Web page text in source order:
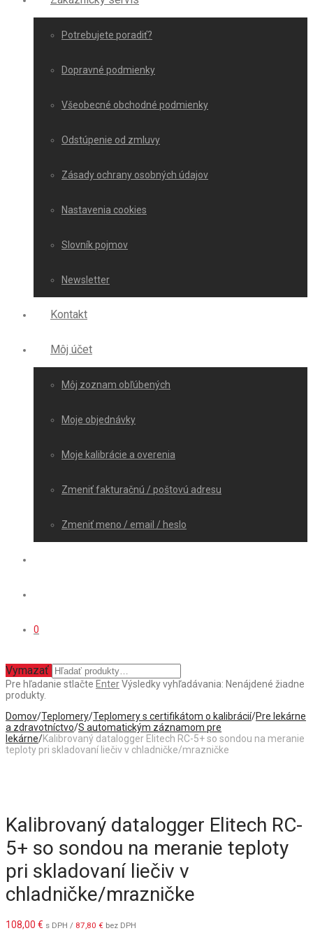
Potrebujete poradiť?
Dopravné podmienky
Všeobecné obchodné podmienky
Odstúpenie od zmluvy
Zásady ochrany osobných údajov
Nastavenia cookies
Slovník pojmov
Newsletter
Kontakt
Môj účet
Môj zoznam obľúbených
Moje objednávky
Moje kalibrácie a overenia
Zmeniť fakturačnú / poštovú adresu
Zmeniť meno / email / heslo
0
Vymazať
Pre hľadanie stlačte EnterVýsledky vyhľadávania: Nenájdené žiadne
produkty.
Domov/Teplomery/Teplomery s certifikátom o kalibrácií/Pre lekárne
a zdravotníctvo/S automatickým záznamom pre
lekárne/Kalibrovaný datalogger Elitech RC-5+ so sondou na meranie
teploty pri skladovaní liečiv v chladničke/mrazničke
Kalibrovaný datalogger Elitech RC-
5+ so sondou na meranie teploty
pri skladovaní liečiv v
chladničke/mrazničke
108,00 € s DPH / 87,80 € bez DPH